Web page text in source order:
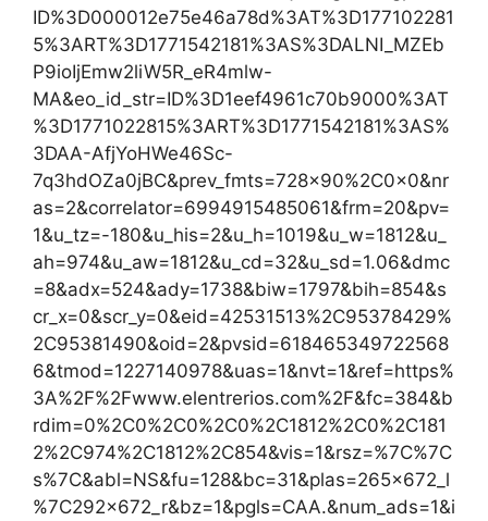
ID%3D000012e75e46a78d%3AT%3D177102281
5%3ART%3D1771542181%3AS%3DALNI_MZEb
P9ioIjEmw2liW5R_eR4mlw-
MA&eo_id_str=ID%3D1eef4961c70b9000%3AT
%3D1771022815%3ART%3D1771542181%3AS%
3DAA-AfjYoHWe46Sc-
7q3hdOZa0jBC&prev_fmts=728×90%2C0x0&nr
as=2&correlator=6994915485061&frm=20&pv=
1&u_tz=-180&u_his=2&u_h=1019&u_w=1812&u_
ah=974&u_aw=1812&u_cd=32&u_sd=1.06&dmc
=8&adx=524&ady=1738&biw=1797&bih=854&s
cr_x=0&scr_y=0&eid=42531513%2C95378429%
2C95381490&oid=2&pvsid=618465349722568
6&tmod=1227140978&uas=1&nvt=1&ref=https%
3A%2F%2Fwww.elentrerios.com%2F&fc=384&b
rdim=0%2C0%2C0%2C0%2C1812%2C0%2C181
2%2C974%2C1812%2C854&vis=1&rsz=%7C%7C
s%7C&abl=NS&fu=128&bc=31&plas=265x672_l
%7C292x672_r&bz=1&pgls=CAA.&num_ads=1&i